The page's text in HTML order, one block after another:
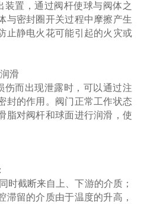
置，通过阀杆使球与阀体之
与密封圈开关过程中摩擦产生
止静电火花可能引起的火灾或
滑
而出现泄露时，可以通过注
封的作用。阀门正常工作状态
脂对阀杆和球面进行润滑，使
时截断来自上、下游的介质；
滞留的介质由于温度的升高，